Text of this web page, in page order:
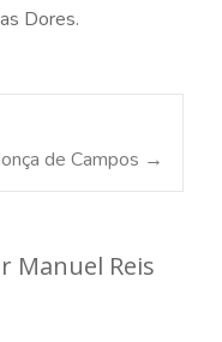
Dores.
de Campos →
Manuel Reis